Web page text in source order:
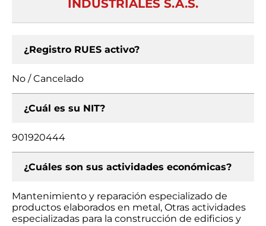
INDUSTRIALES S.A.S.
¿Registro RUES activo?
No / Cancelado
¿Cuál es su NIT?
901920444
¿Cuáles son sus actividades económicas?
Mantenimiento y reparación especializado de
productos elaborados en metal, Otras actividades
especializadas para la construcción de edificios y